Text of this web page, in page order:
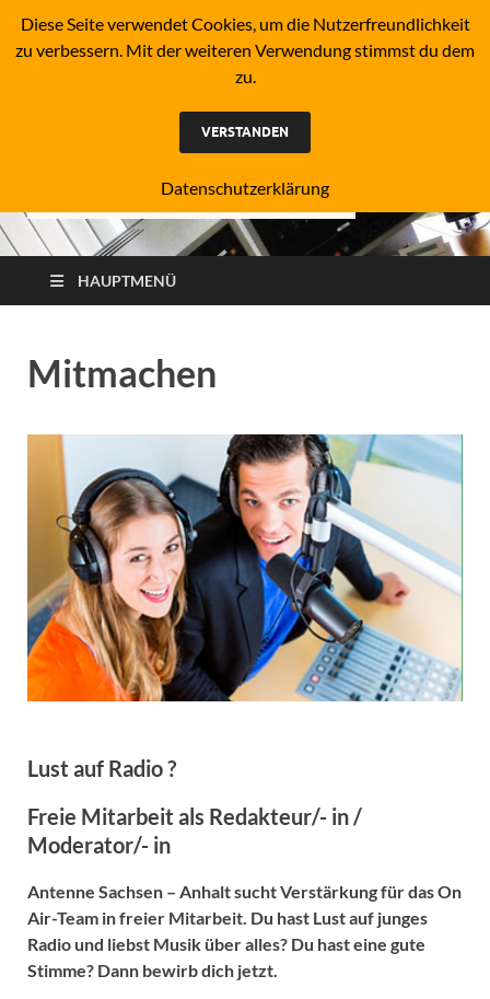
19. Juli 2026
HAUPTMENÜ
Mitmachen
Lust auf Radio ?
Freie Mitarbeit als Redakteur/- in /
Moderator/- in
Antenne Sachsen – Anhalt sucht Verstärkung für das On
Air-Team in freier Mitarbeit. Du hast Lust auf junges
Radio und liebst Musik über alles? Du hast eine gute
Stimme? Dann bewirb dich jetzt.
Diese Seite verwendet Cookies, um die Nutzerfreundlichkeit
zu verbessern. Mit der weiteren Verwendung stimmst du dem
zu.
VERSTANDEN
Datenschutzerklärung